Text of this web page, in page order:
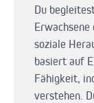
Du
Erwachsene
soziale
basiert auf
Fähigkeit,
verstehen.